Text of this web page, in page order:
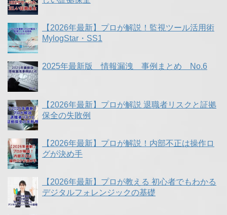
【2026年最新】プロが解説！監視ツール活用術
MylogStar・SS1
2025年最新版 情報漏洩 事例まとめ No.6
【2026年最新】プロが解説 退職者リスクと証拠
保全の失敗例
【2026年最新】プロが解説！内部不正は操作ロ
グが決め手
【2026年最新】プロが教える 初心者でもわかる
デジタルフォレンジックの基礎